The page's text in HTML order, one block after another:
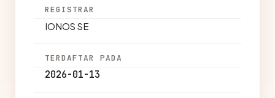
REGISTRAR
IONOS SE
TERDAFTAR PADA
2026-01-13